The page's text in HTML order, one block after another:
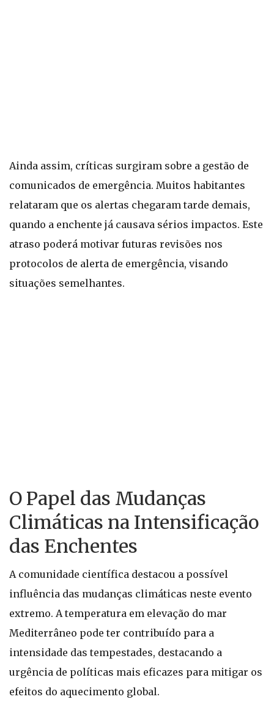
Ainda assim, críticas surgiram sobre a gestão de
comunicados de emergência. Muitos habitantes
relataram que os alertas chegaram tarde demais,
quando a enchente já causava sérios impactos. Este
atraso poderá motivar futuras revisões nos
protocolos de alerta de emergência, visando
situações semelhantes.
O Papel das Mudanças
Climáticas na Intensificação
das Enchentes
A comunidade científica destacou a possível
influência das mudanças climáticas neste evento
extremo. A temperatura em elevação do mar
Mediterrâneo pode ter contribuído para a
intensidade das tempestades, destacando a
urgência de políticas mais eficazes para mitigar os
efeitos do aquecimento global.